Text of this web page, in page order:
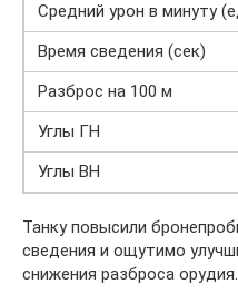
Средний урон в минуту
Время сведения (сек)
Разброс на 100 м
Углы ГН
Углы ВН
Танку повысили
сведения и ощутимо
снижения разброса орудия.